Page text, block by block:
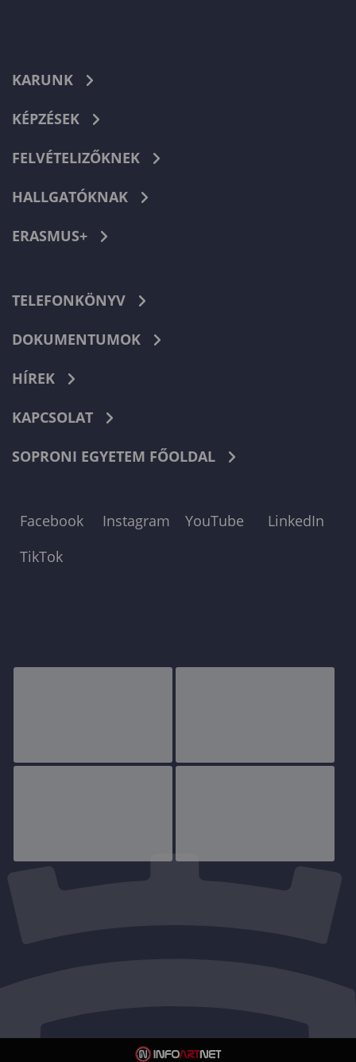
KARUNK
KÉPZÉSEK
FELVÉTELIZŐKNEK
HALLGATÓKNAK
ERASMUS+
TELEFONKÖNYV
DOKUMENTUMOK
HÍREK
KAPCSOLAT
SOPRONI EGYETEM FŐOLDAL
Facebook Instagram YouTube
LinkedIn
TikTok